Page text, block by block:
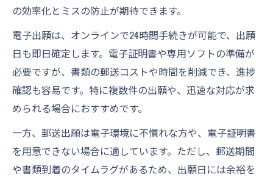
の効率化とミスの防止が期待できます。
電子出願は、オンラインで24時間手続きが可能で、出願
日も即日確定します。電子証明書や専用ソフトの準備が
必要ですが、書類の郵送コストや時間を削減でき、進捗
確認も容易です。特に複数件の出願や、迅速な対応が求
められる場合におすすめです。
一方、郵送出願は電子環境に不慣れな方や、電子証明書
を用意できない場合に適しています。ただし、郵送期間
や書類到着のタイムラグがあるため、出願日には余裕を